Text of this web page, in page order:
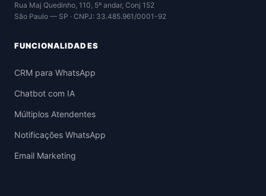
Rua Maj Quedinho, 110, 5º andar, Conj 152
São Paulo — SP · CNPJ: 33.485.961/0001-92
FUNCIONALIDADES
CRM para WhatsApp
Chatbot com IA
Múltiplos Atendentes
Notificações WhatsApp
Email Marketing